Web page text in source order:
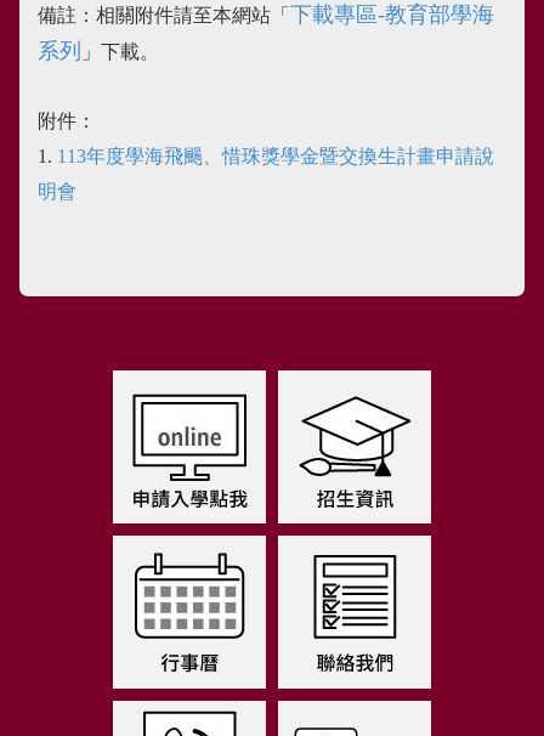
備註：相關附件請至本網站「 下載專區-教育部學海
系列
」下載。
附件：
1. 113年度學海飛颺、惜珠獎學金暨交換生計畫申請說
明會